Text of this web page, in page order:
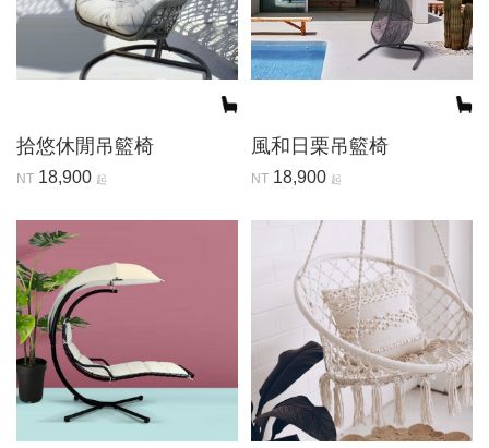
拾悠休閒吊籃椅
NT 18,900 起
風和日栗吊籃椅
NT 18,900 起